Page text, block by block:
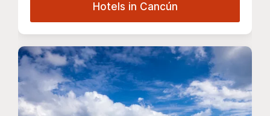
Hotels in Cancún